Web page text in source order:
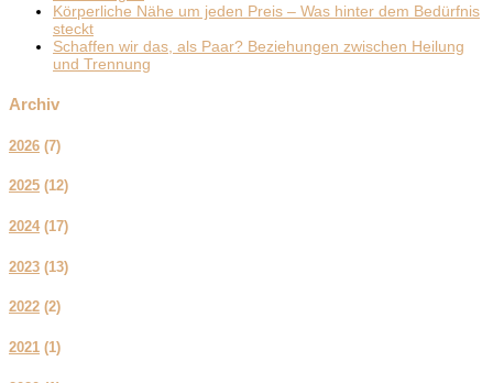
Körperliche Nähe um jeden Preis – Was hinter dem Bedürfnis
steckt
Schaffen wir das, als Paar? Beziehungen zwischen Heilung
und Trennung
Archiv
2026 (7)
2025 (12)
2024 (17)
2023 (13)
2022 (2)
2021 (1)